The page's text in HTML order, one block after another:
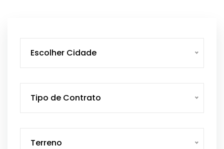
Escolher Cidade
Tipo de Contrato
Terreno